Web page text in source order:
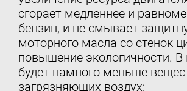
сгорает медленнее и
бензин, и не смывает
моторного масла со стенок
повышение экологичности.
будет намного меньше
загрязняющих воздух;